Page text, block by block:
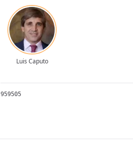
Luis Caputo
959505